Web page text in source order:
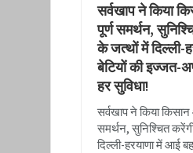
​सर्वखाप ने किया
पूर्ण समर्थन,
के जत्थों में दिल्ली-
बेटियों की इज्जत-
हर सुविधा!
​सर्वखाप ने किया
समर्थन, सुनिश्चित
दिल्ली-हरयाणा में आई